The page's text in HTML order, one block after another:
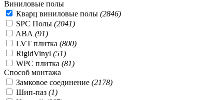
Виниловые полы
Кварц виниловые полы (2846)
SPC Полы (2041)
ABA (91)
LVT плитка (800)
RigidVinyl (51)
WPC плитка (81)
Способ монтажа
Замковое соединение (2178)
Шип-паз (1)